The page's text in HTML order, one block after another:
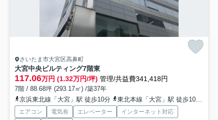
さいたま市大宮区高鼻町
大宮中央ビルティング7階東
117.06万円 (1.32万円/坪) 管理/共益費341,418円
7階 / 88.68坪 (293.17㎡) /築37年
京浜東北線「大宮」駅 徒歩10分
東北本線「大宮」駅 徒歩10分
エアコン 電気有 エレベーター
インターネット対応